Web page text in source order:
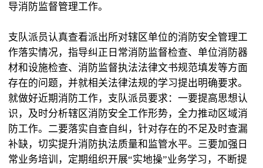
导消防监督管理工作。
支队派员认真查看派出所对辖区单位的消防安全管理工
作落实情况，指导纠正日常消防监督检查、单位消防器
材和设施检查、消防监督执法法律文书规范填发等方面
存在的问题，并就相关法律法规的学习提出明确要求。
就做好近期消防工作，支队派员要求：一要提高思想认
识，及时分析辖区消防安全工作形势，全力推动区域消
防工作。二要落实自查自纠，针对存在的不足及时查漏
补缺，切实提升消防执法质量和监管水平。三要加强日
常业务培训，定期组织开展“实地操”业务学习，不断提